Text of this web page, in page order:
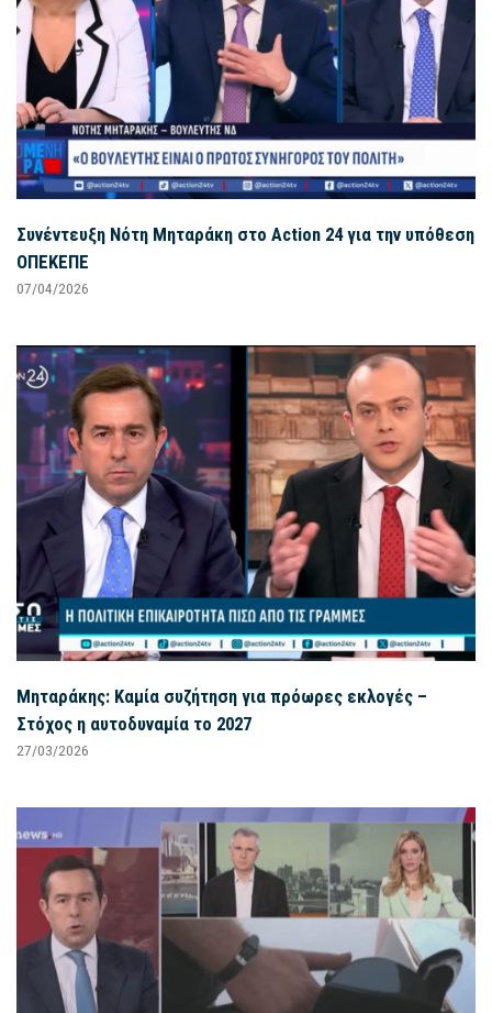
Συνέντευξη Νότη Μηταράκη στο Action 24 για την υπόθεση
ΟΠΕΚΕΠΕ
07/04/2026
Μηταράκης: Καμία συζήτηση για πρόωρες εκλογές –
Στόχος η αυτοδυναμία το 2027
27/03/2026